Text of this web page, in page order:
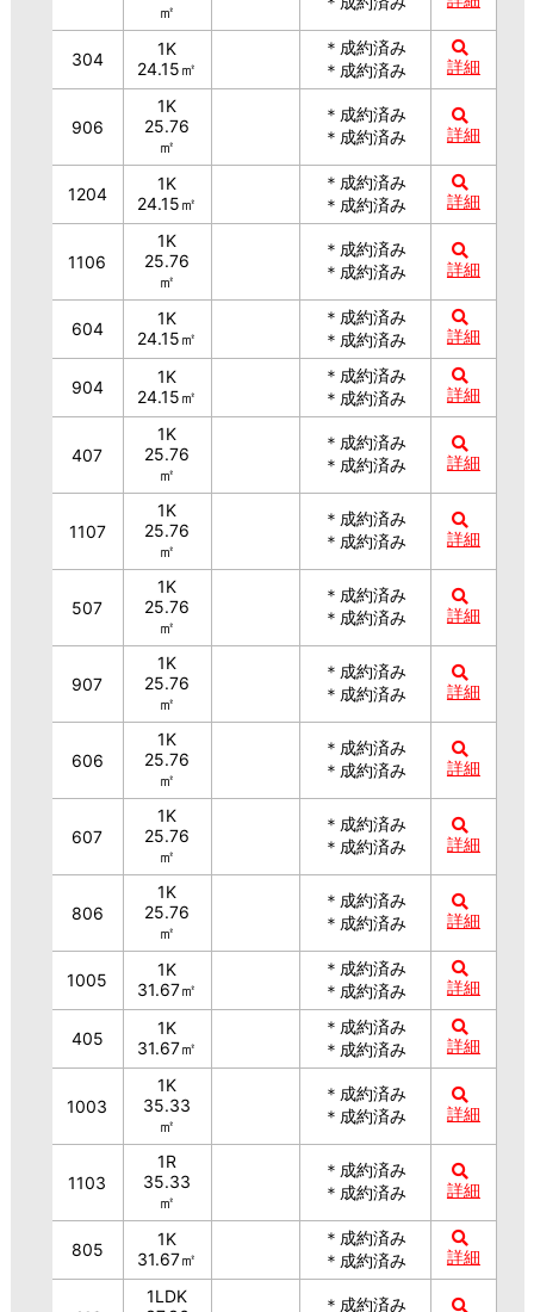
㎡
304
1K
24.15㎡
＊成約済み
＊成約済み
詳細
906
1K
25.76
㎡
＊成約済み
＊成約済み
詳細
1204
1K
24.15㎡
＊成約済み
＊成約済み
詳細
1106
1K
25.76
㎡
＊成約済み
＊成約済み
詳細
604
1K
24.15㎡
＊成約済み
＊成約済み
詳細
904
1K
24.15㎡
＊成約済み
＊成約済み
詳細
407
1K
25.76
㎡
＊成約済み
＊成約済み
詳細
1107
1K
25.76
㎡
＊成約済み
＊成約済み
詳細
507
1K
25.76
㎡
＊成約済み
＊成約済み
詳細
907
1K
25.76
㎡
＊成約済み
＊成約済み
詳細
606
1K
25.76
㎡
＊成約済み
＊成約済み
詳細
607
1K
25.76
㎡
＊成約済み
＊成約済み
詳細
806
1K
25.76
㎡
＊成約済み
＊成約済み
詳細
1005
1K
31.67㎡
＊成約済み
＊成約済み
詳細
405
1K
31.67㎡
＊成約済み
＊成約済み
詳細
1003
1K
35.33
㎡
＊成約済み
＊成約済み
詳細
1103
1R
35.33
㎡
＊成約済み
＊成約済み
詳細
805
1K
31.67㎡
＊成約済み
＊成約済み
詳細
1LDK
＊成約済み